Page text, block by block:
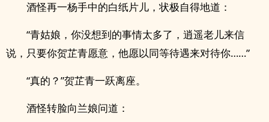
酒怪再一杨手中的白纸片儿，状极自得地道：
“青姑娘，你没想到的事情太多了，逍遥老儿来信
说，只要你贺芷青愿意，他愿以同等待遇来对待你……”
“真的？”贺芷青一跃离座。
酒怪转脸向兰娘问道：